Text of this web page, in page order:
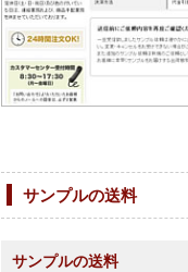
サンプルの送料
サンプルの送料